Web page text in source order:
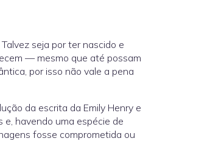
seja por ter nascido e
— mesmo que até possam
por isso não vale a pena
da escrita da Emily Henry e
havendo uma espécie de
fosse comprometida ou